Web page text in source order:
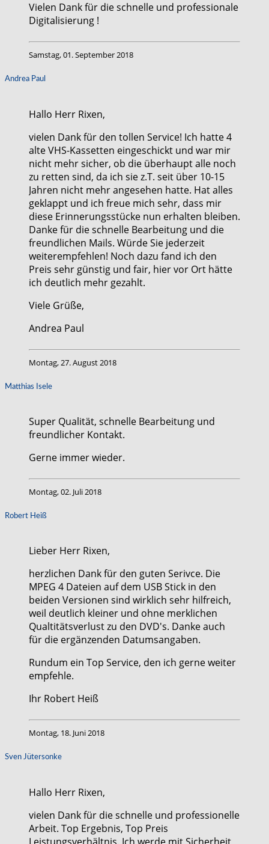
Vielen Dank für die schnelle und professionale
Digitalisierung !
Samstag, 01. September 2018
Andrea Paul
Hallo Herr Rixen,
vielen Dank für den tollen Service! Ich hatte 4
alte VHS-Kassetten eingeschickt und war mir
nicht mehr sicher, ob die überhaupt alle noch
zu retten sind, da ich sie z.T. seit über 10-15
Jahren nicht mehr angesehen hatte. Hat alles
geklappt und ich freue mich sehr, dass mir
diese Erinnerungsstücke nun erhalten bleiben.
Danke für die schnelle Bearbeitung und die
freundlichen Mails. Würde Sie jederzeit
weiterempfehlen! Noch dazu fand ich den
Preis sehr günstig und fair, hier vor Ort hätte
ich deutlich mehr gezahlt.
Viele Grüße,
Andrea Paul
Montag, 27. August 2018
Matthias Isele
Super Qualität, schnelle Bearbeitung und
freundlicher Kontakt.
Gerne immer wieder.
Montag, 02. Juli 2018
Robert Heiß
Lieber Herr Rixen,
herzlichen Dank für den guten Serivce. Die
MPEG 4 Dateien auf dem USB Stick in den
beiden Versionen sind wirklich sehr hilfreich,
weil deutlich kleiner und ohne merklichen
Qualtitätsverlust zu den DVD's. Danke auch
für die ergänzenden Datumsangaben.
Rundum ein Top Service, den ich gerne weiter
empfehle.
Ihr Robert Heiß
Montag, 18. Juni 2018
Sven Jütersonke
Hallo Herr Rixen,
vielen Dank für die schnelle und professionelle
Arbeit. Top Ergebnis, Top Preis
Leistungsverhältnis. Ich werde mit Sicherheit